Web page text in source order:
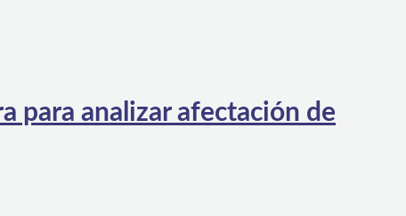
para analizar afectación de